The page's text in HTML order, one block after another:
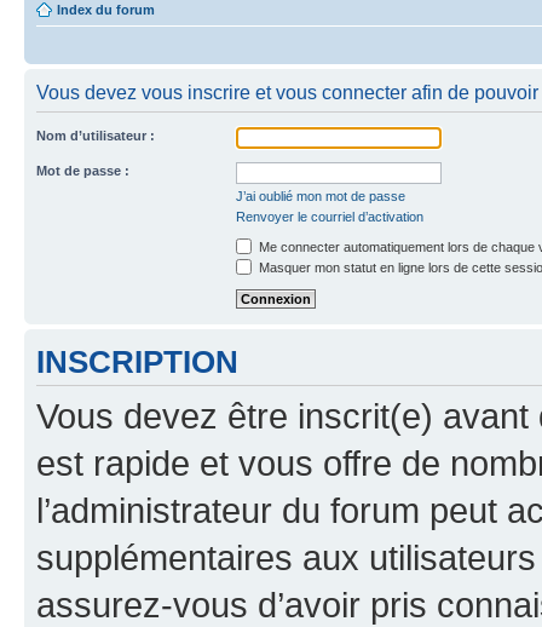
Index du forum
Vous devez vous inscrire et vous connecter afin de
Nom d’utilisateur :
Mot de passe :
J’ai oublié mon mot de passe
Renvoyer le courriel d’activation
Me connecter automatiquement lors de chaque
Masquer mon statut en ligne lors de cette
INSCRIPTION
Vous devez être inscrit(e) avant
est rapide et vous offre de
l’administrateur du forum peut
supplémentaires aux
assurez-vous d’avoir pris